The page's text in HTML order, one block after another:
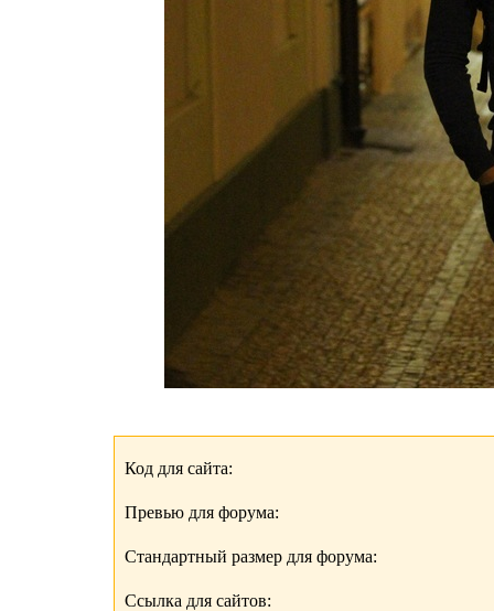
Код для сайта:
Превью для форума:
Стандартный размер для форума:
Ссылка для сайтов: